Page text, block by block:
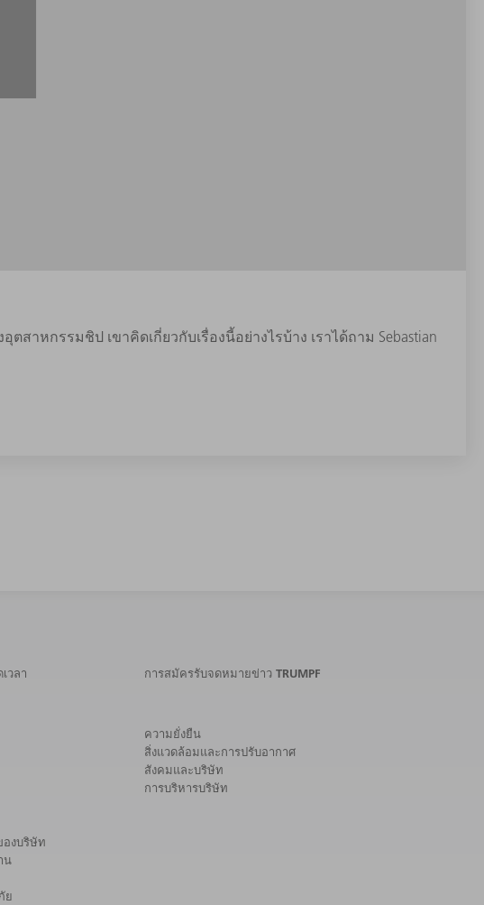
าหกรรมชิป เขาคิดเกี่ยวกับเรื่องนี้อย่างไรบ้าง เราได้ถาม Sebastian
วลา การสมัครรับจดหมายข่าว TRUMPF
องบริษัท
น
ย
ความยั่งยืน
สิ่งแวดล้อมและการปรับอากาศ
สังคมและบริษัท
การบริหารบริษัท